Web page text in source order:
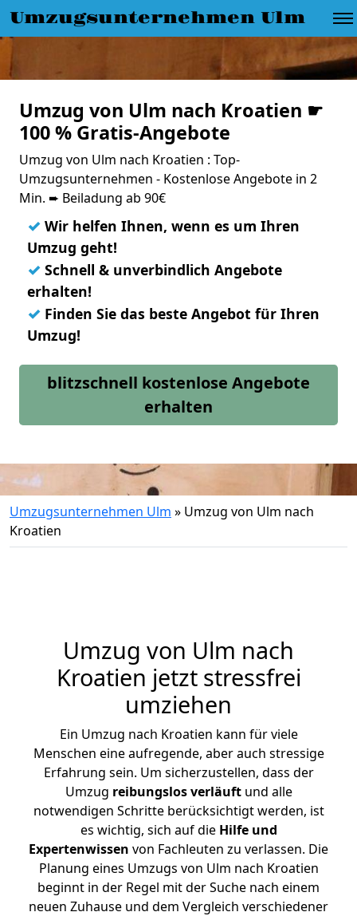
Umzugsunternehmen Ulm
Umzug von Ulm nach Kroatien ☛
100 % Gratis-Angebote
Umzug von Ulm nach Kroatien : Top-
Umzugsunternehmen - Kostenlose Angebote in 2
Min. ➨ Beiladung ab 90€
✓ Wir helfen Ihnen, wenn es um Ihren
Umzug geht!
✓ Schnell & unverbindlich Angebote
erhalten!
✓ Finden Sie das beste Angebot für Ihren
Umzug!
blitzschnell kostenlose Angebote
erhalten
Umzugsunternehmen Ulm » Umzug von Ulm nach
Kroatien
Umzug von Ulm nach
Kroatien jetzt stressfrei
umziehen
Ein Umzug nach Kroatien kann für viele
Menschen eine aufregende, aber auch stressige
Erfahrung sein. Um sicherzustellen, dass der
Umzug reibungslos verläuftund alle
notwendigen Schritte berücksichtigt werden, ist
es wichtig, sich auf die Hilfe und
Expertenwissen von Fachleuten zu verlassen. Die
Planung eines Umzugs von Ulm nach Kroatien
beginnt in der Regel mit der Suche nach einem
neuen Zuhause und dem Vergleich verschiedener